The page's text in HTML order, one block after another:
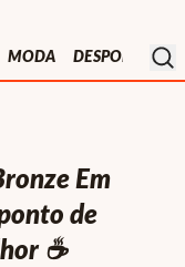
MODA DESPORTO
Em
de
☕️